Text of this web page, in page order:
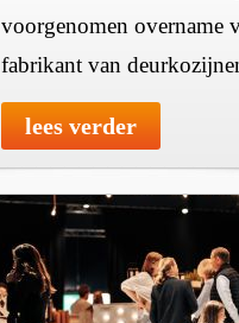
voorgenomen overname
fabrikant van
lees verder